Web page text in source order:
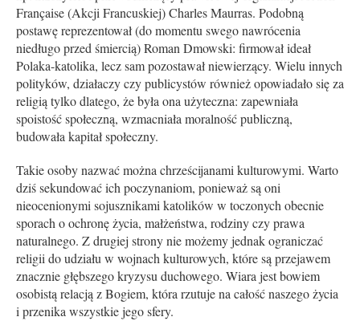
Française (Akcji Francuskiej) Charles Maurras. Podobną
postawę reprezentował (do momentu swego nawrócenia
niedługo przed śmiercią) Roman Dmowski: firmował ideał
Polaka-katolika, lecz sam pozostawał niewierzący. Wielu innych
polityków, działaczy czy publicystów również opowiadało się za
religią tylko dlatego, że była ona użyteczna: zapewniała
spoistość społeczną, wzmacniała moralność publiczną,
budowała kapitał społeczny.
Takie osoby nazwać można chrześcijanami kulturowymi. Warto
dziś sekundować ich poczynaniom, ponieważ są oni
nieocenionymi sojusznikami katolików w toczonych obecnie
sporach o ochronę życia, małżeństwa, rodziny czy prawa
naturalnego. Z drugiej strony nie możemy jednak ograniczać
religii do udziału w wojnach kulturowych, które są przejawem
znacznie głębszego kryzysu duchowego. Wiara jest bowiem
osobistą relacją z Bogiem, która rzutuje na całość naszego życia
i przenika wszystkie jego sfery.